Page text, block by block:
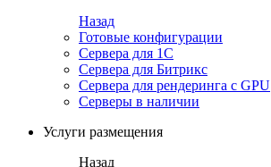
Назад
Готовые конфигурации
Сервера для 1С
Сервера для Битрикс
Сервера для рендеринга с GPU
Серверы в наличии
Услуги размещения
Назад